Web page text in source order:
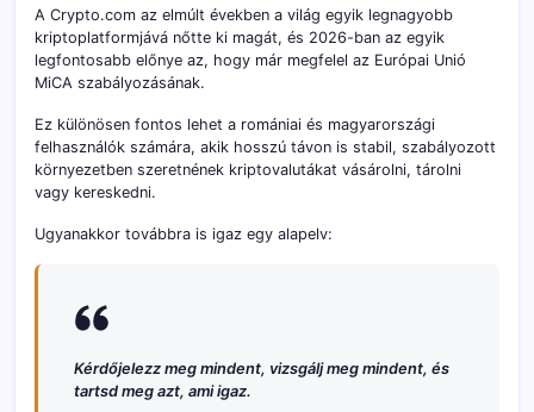
A Crypto.com az elmúlt években a világ egyik legnagyobb
kriptoplatformjává nőtte ki magát, és 2026-ban az egyik
legfontosabb előnye az, hogy már megfelel az Európai Unió
MiCA szabályozásának.
Ez különösen fontos lehet a romániai és magyarországi
felhasználók számára, akik hosszú távon is stabil, szabályozott
környezetben szeretnének kriptovalutákat vásárolni, tárolni
vagy kereskedni.
Ugyanakkor továbbra is igaz egy alapelv:
Kérdőjelezz meg mindent, vizsgálj meg mindent, és
tartsd meg azt, ami igaz.